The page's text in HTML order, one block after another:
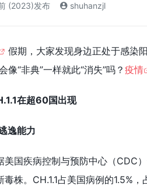
(2023)发布 shuhanzjl
假期，大家发现身边正处于感染
像“非典”一样就此“消失”吗？疫情
在超60国出现
逸能力
美国疾病控制与预防中心（CDC
毒株。CH.1.1占美国病例的1.5%